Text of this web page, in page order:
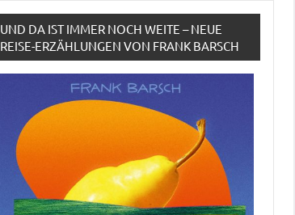
UND DA IST IMMER NOCH WEITE – NEUE
REISE-ERZÄHLUNGEN VON FRANK BARSCH